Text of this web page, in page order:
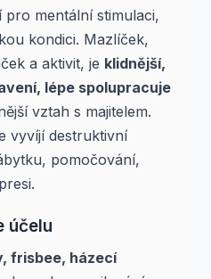
pro mentální stimulaci,
kondici. Mazlíček,
a aktivit, je klidnější,
lépe spolupracuje
vztah s majitelem.
vyvíjí destruktivní
pomočování,
účelu
frisbee, házecí